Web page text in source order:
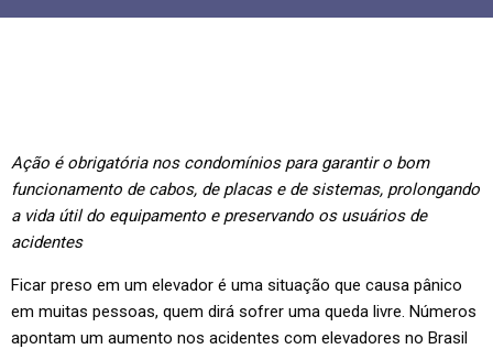
Ação é obrigatória nos condomínios para garantir o bom
funcionamento de cabos, de placas e de sistemas, prolongando
a vida útil do equipamento e preservando os usuários de
acidentes
Ficar preso em um elevador é uma situação que causa pânico
em muitas pessoas, quem dirá sofrer uma queda livre. Números
apontam um aumento nos acidentes com elevadores no Brasil